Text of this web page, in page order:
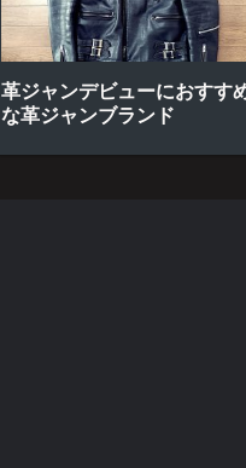
革ジャンデビューにおすす
な革ジャンブランド